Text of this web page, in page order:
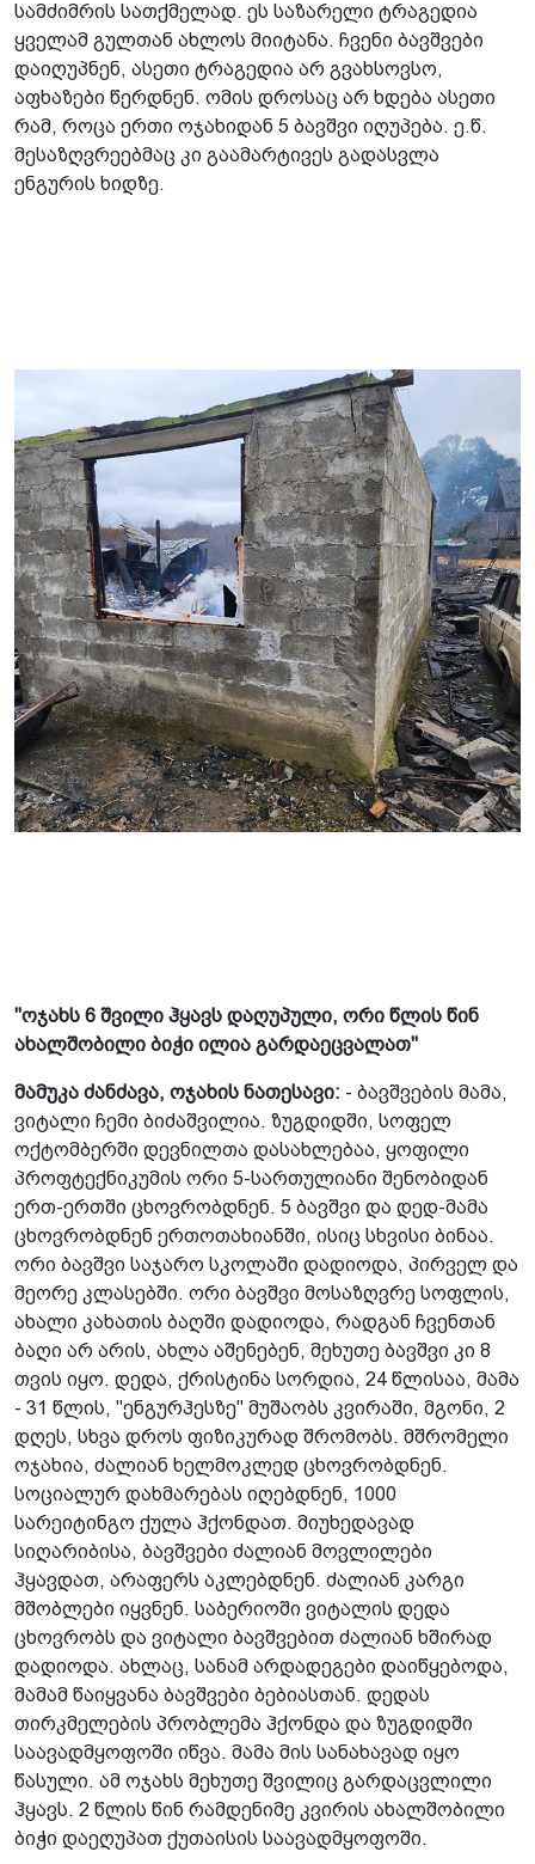
სამძიმრის სათქმელად. ეს საზარელი ტრაგედია
ყველამ გულთან ახლოს მიიტანა. ჩვენი ბავშვები
დაიღუპნენ, ასეთი ტრაგედია არ გვახსოვსო,
აფხაზები წერდნენ. ომის დროსაც არ ხდება ასეთი
რამ, როცა ერთი ოჯახიდან 5 ბავშვი იღუპება. ე.წ.
მესაზღვრეებმაც კი გაამარტივეს გადასვლა
ენგურის ხიდზე.
"ოჯახს 6 შვილი ჰყავს დაღუპული, ორი წლის წინ
ახალშობილი ბიჭი ილია გარდაეცვალათ"
მამუკა ძანძავა, ოჯახის ნათესავი: - ბავშვების მამა,
ვიტალი ჩემი ბიძაშვილია. ზუგდიდში, სოფელ
ოქტომბერში დევნილთა დასახლებაა, ყოფილი
პროფტექნიკუმის ორი 5-სართულიანი შენობიდან
ერთ-ერთში ცხოვრობდნენ. 5 ბავშვი და დედ-მამა
ცხოვრობდნენ ერთოთახიანში, ისიც სხვისი ბინაა.
ორი ბავშვი საჯარო სკოლაში დადიოდა, პირველ და
მეორე კლასებში. ორი ბავშვი მოსაზღვრე სოფლის,
ახალი კახათის ბაღში დადიოდა, რადგან ჩვენთან
ბაღი არ არის, ახლა აშენებენ, მეხუთე ბავშვი კი 8
თვის იყო. დედა, ქრისტინა სორდია, 24 წლისაა, მამა
- 31 წლის, "ენგურჰესზე" მუშაობს კვირაში, მგონი, 2
დღეს, სხვა დროს ფიზიკურად შრომობს. მშრომელი
ოჯახია, ძალიან ხელმოკლედ ცხოვრობდნენ.
სოციალურ დახმარებას იღებდნენ, 1000
სარეიტინგო ქულა ჰქონდათ. მიუხედავად
სიღარიბისა, ბავშვები ძალიან მოვლილები
ჰყავდათ, არაფერს აკლებდნენ. ძალიან კარგი
მშობლები იყვნენ. საბერიოში ვიტალის დედა
ცხოვრობს და ვიტალი ბავშვებით ძალიან ხშირად
დადიოდა. ახლაც, სანამ არდადეგები დაიწყებოდა,
მამამ წაიყვანა ბავშვები ბებიასთან. დედას
თირკმელების პრობლემა ჰქონდა და ზუგდიდში
საავადმყოფოში იწვა. მამა მის სანახავად იყო
წასული. ამ ოჯახს მეხუთე შვილიც გარდაცვლილი
ჰყავს. 2 წლის წინ რამდენიმე კვირის ახალშობილი
ბიჭი დაეღუპათ ქუთაისის საავადმყოფოში.